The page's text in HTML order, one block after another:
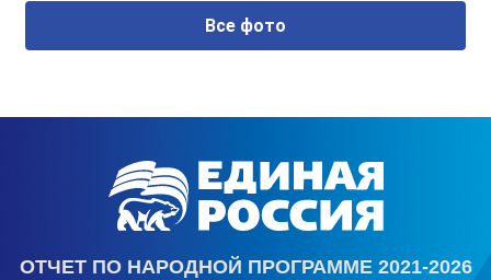
Все фото
ОТЧЕТ ПО НАРОДНОЙ ПРОГРАММЕ 2021-2026